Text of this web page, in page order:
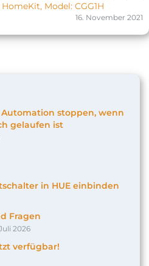
Model: CGG1H
16. November 2021
stoppen, wenn
gelaufen ist
in HUE einbinden
Fragen
2026
verfügbar!